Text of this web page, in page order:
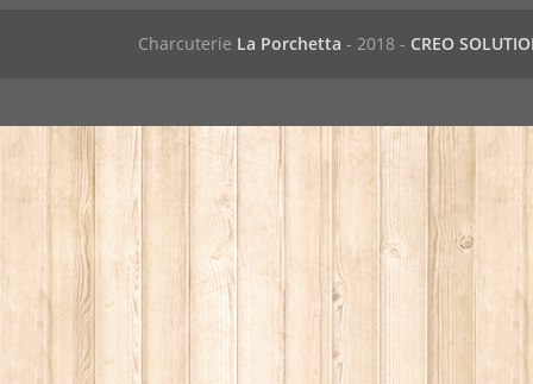
Charcuterie La Porchetta - 2018 - CREO